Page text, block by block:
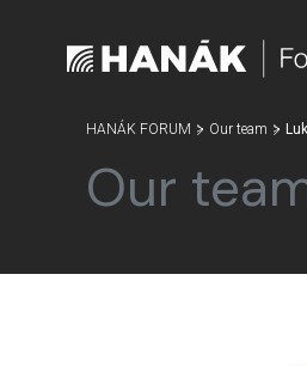
HANÁK FORUM Our team
Our